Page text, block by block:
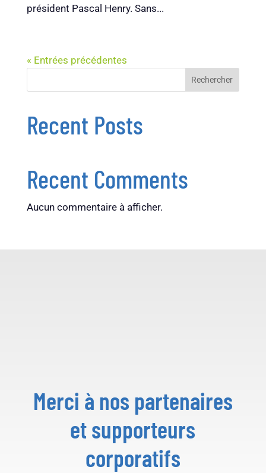
président Pascal Henry. Sans...
« Entrées précédentes
Rechercher
Recent Posts
Recent Comments
Aucun commentaire à afficher.
Merci à nos partenaires
et supporteurs
corporatifs